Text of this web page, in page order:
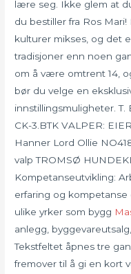
lære seg. Ikke glem at
du bestiller fra Ros
kulturer mikses, og det
tradisjoner enn noen
om å være omtrent 14,
bør du velge en
innstillingsmuligheter. T.
CK-3.BTK VALPER:
Hanner Lord Ollie
valp TROMSØ
Kompetanseutvikling:
erfaring og
ulike yrker som bygg
anlegg,
Tekstfeltet åpnes tre
fremover til å gi en kort